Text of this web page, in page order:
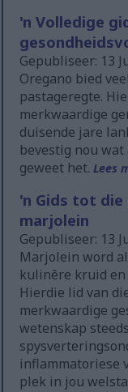
'n Volledige
Gepubliseer: 13
Oregano bied
pastageregte.
merkwaardige
duisende jare
bevestig nou
geweet het.Lees
'n Gids tot
marjolein
Gepubliseer: 13
Marjolein word
kulinêre kruid
Hierdie lid van
merkwaardige
wetenskap
inflammatoriese
plek in jou